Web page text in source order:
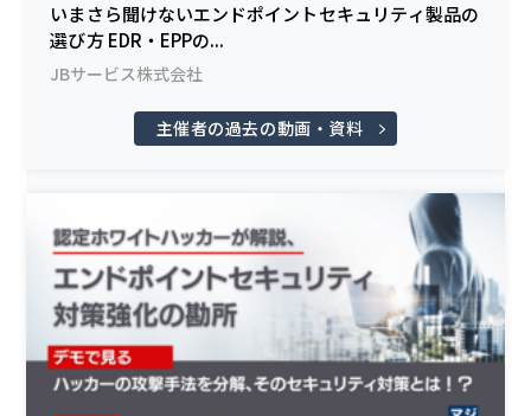
いまさら聞けないエンドポイントセキュリティ製品の
選び方 EDR・EPPの...
JBサービス株式会社
主催者の過去の動画・資料